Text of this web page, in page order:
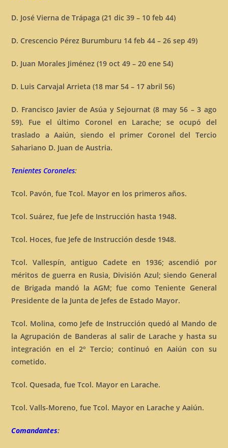
D. José Vierna de Trápaga (21 dic 39 – 10 feb 44)
D. Crescencio Pérez Burumburu 14 feb 44 – 26 sep 49)
D. Juan Morales Jiménez (19 oct 49 – 20 ene 54)
D. Luis Carvajal Arrieta (18 mar 54 – 17 abril 56)
D. Francisco Javier de Asúa y Sejournat (8 may 56 – 3 ago
59). Fue el último Coronel en Larache; se ocupó del
traslado a Aaiún, siendo el primer Coronel del Tercio
Sahariano D. Juan de Austria.
Tenientes Coroneles:
Tcol. Pavón, fue Tcol. Mayor en los primeros años.
Tcol. Suárez, fue Jefe de Instrucción hasta 1948.
Tcol. Hoces, fue Jefe de Instrucción desde 1948.
Tcol. Vallespín, antiguo Cadete en 1936; ascendió por
méritos de guerra en Rusia, División Azul; siendo General
de Brigada mandó la AGM; fue como Teniente General
Presidente de la Junta de Jefes de Estado Mayor.
Tcol. Molina, como Jefe de Instrucción quedó al Mando de
la Agrupación de Banderas al salir de Larache y hasta su
integración en el 2º Tercio; continuó en Aaiún con su
cometido.
Tcol. Quesada, fue Tcol. Mayor en Larache.
Tcol. Valls-Moreno, fue Tcol. Mayor en Larache y Aaiún.
Comandantes: